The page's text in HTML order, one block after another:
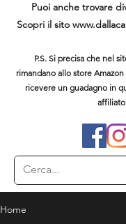
Puoi anche trovare
Scopri il sito
P.S. Si precisa che nel
rimandano allo store
ricevere un guadagno in
affiliato
Home